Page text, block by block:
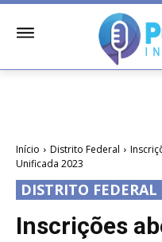
Início Distrito Federal
Unificada 2023
DISTRITO FEDERAL
Inscrições